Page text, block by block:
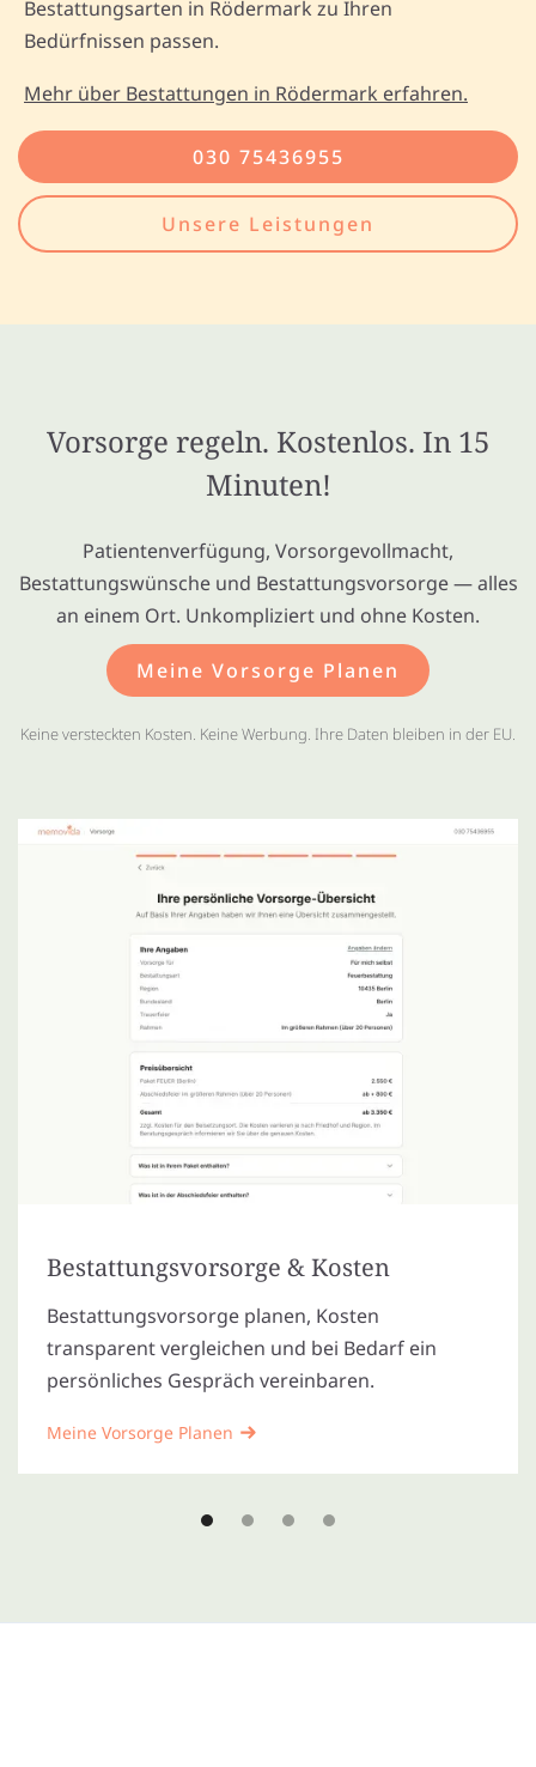
Bestattungsarten in Rödermark zu Ihren
Bedürfnissen passen.
Mehr über Bestattungen in Rödermark erfahren.
030 75436955
Unsere Leistungen
Vorsorge regeln. Kostenlos. In 15
Minuten!
Patientenverfügung, Vorsorgevollmacht,
Bestattungswünsche und Bestattungsvorsorge — alles
an einem Ort. Unkompliziert und ohne Kosten.
Meine Vorsorge Planen
Keine versteckten Kosten. Keine Werbung. Ihre Daten bleiben in der EU.
Bestattungsvorsorge & Kosten
Bestattungsvorsorge planen, Kosten
transparent vergleichen und bei Bedarf ein
persönliches Gespräch vereinbaren.
Meine Vorsorge Planen